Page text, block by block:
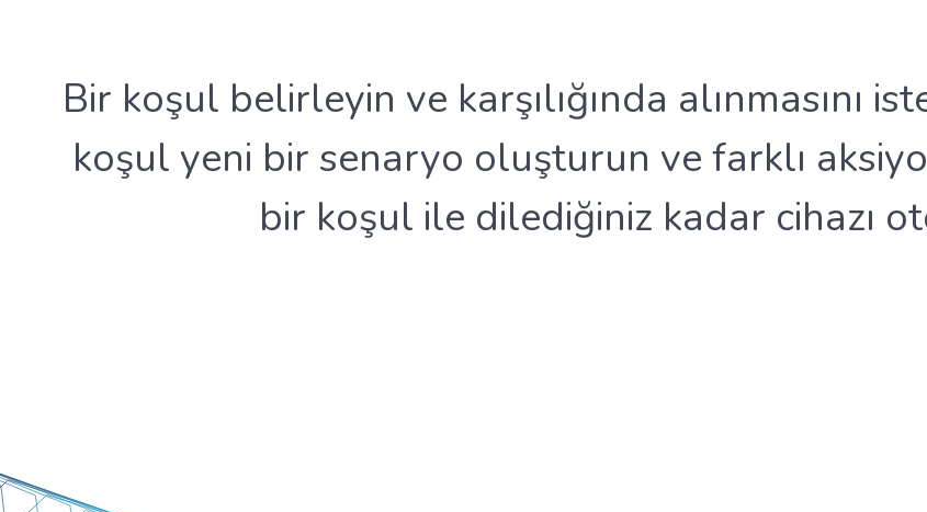
Bir koşul belirleyin ve karşılığında alınmasını
koşul yeni bir senaryo oluşturun ve farklı
bir koşul ile dilediğiniz kadar cihazı